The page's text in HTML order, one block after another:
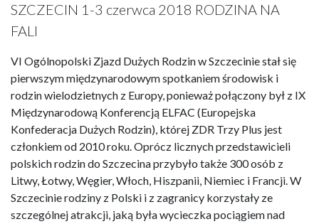
SZCZECIN 1-3 czerwca 2018 RODZINA NA
FALI
VI Ogólnopolski Zjazd Dużych Rodzin w Szczecinie stał się
pierwszym międzynarodowym spotkaniem środowisk i
rodzin wielodzietnych z Europy, ponieważ połączony był z IX
Międzynarodową Konferencją ELFAC (Europejska
Konfederacja Dużych Rodzin), której ZDR Trzy Plus jest
członkiem od 2010 roku. Oprócz licznych przedstawicieli
polskich rodzin do Szczecina przybyło także 300 osób z
Litwy, Łotwy, Węgier, Włoch, Hiszpanii, Niemiec i Francji. W
Szczecinie rodziny z Polski i z zagranicy korzystały ze
szczególnej atrakcji, jaką była wycieczka pociągiem nad